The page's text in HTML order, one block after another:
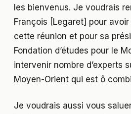
les bienvenus. Je voudrais
François [Legaret] pour avoir
cette réunion et pour sa
Fondation d’études pour le
intervenir nombre d’experts
Moyen-Orient qui est ô
Je voudrais aussi vous